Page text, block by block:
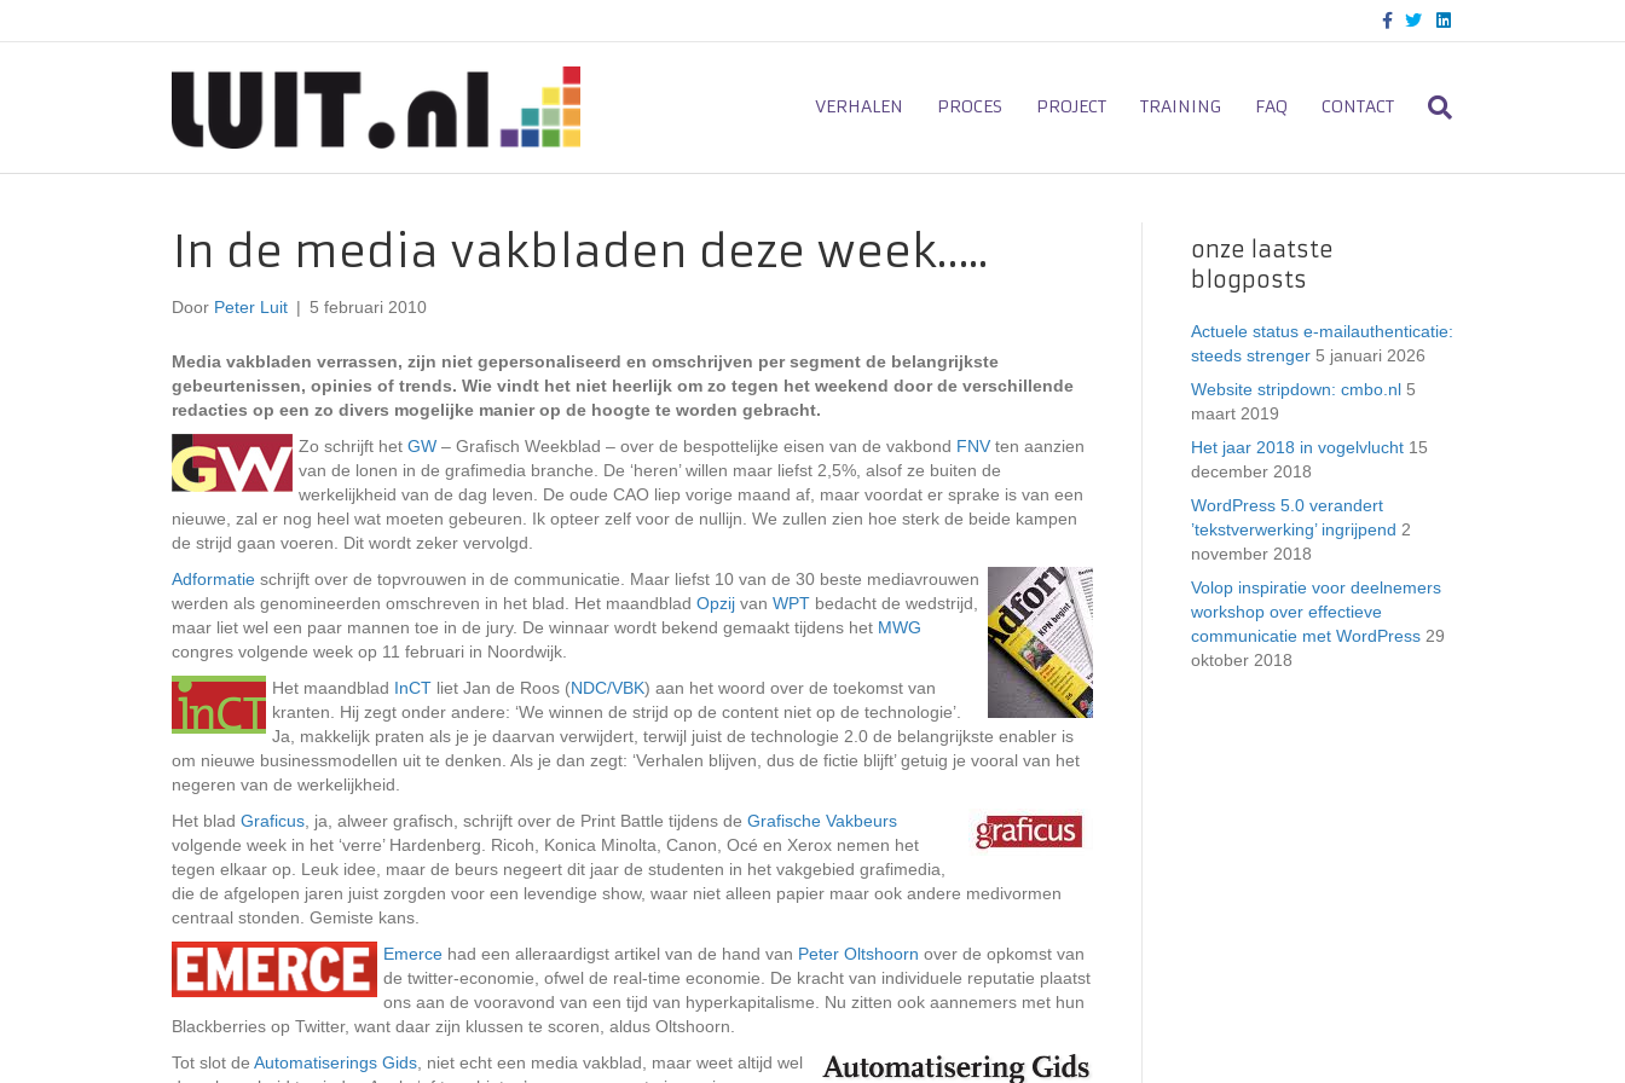
c
o
o
T
i
e
L
n
d
VERHALEN PROCES PROJECT TRAINING FAQ CONTACT
In de media vakbladen deze week…..
Door Peter Luit | 5 februari 2010
Media vakbladen verrassen, zijn niet gepersonaliseerd en omschrijven per segment de belangrijkste
gebeurtenissen, opinies of trends. Wie vindt het niet heerlijk om zo tegen het weekend door de verschillende
redacties op een zo divers mogelijke manier op de hoogte te worden gebracht.
Zo schrijft het GW – Grafisch Weekblad – over de bespottelijke eisen van de vakbond FNV ten aanzien
van de lonen in de grafimedia branche. De ‘heren’ willen maar liefst 2,5%, alsof ze buiten de
werkelijkheid van de dag leven. De oude CAO liep vorige maand af, maar voordat er sprake is van een
nieuwe, zal er nog heel wat moeten gebeuren. Ik opteer zelf voor de nullijn. We zullen zien hoe sterk de beide kampen
de strijd gaan voeren. Dit wordt zeker vervolgd.
Adformatie schrijft over de topvrouwen in de communicatie. Maar liefst 10 van de 30 beste mediavrouwen
werden als genomineerden omschreven in het blad. Het maandblad Opzij van WPT bedacht de wedstrijd,
maar liet wel een paar mannen toe in de jury. De winnaar wordt bekend gemaakt tijdens het MWG
congres volgende week op 11 februari in Noordwijk.
Het maandblad InCT liet Jan de Roos (NDC/VBK) aan het woord over de toekomst van
kranten. Hij zegt onder andere: ‘We winnen de strijd op de content niet op de technologie’.
Ja, makkelijk praten als je je daarvan verwijdert, terwijl juist de technologie 2.0 de belangrijkste enabler is
om nieuwe businessmodellen uit te denken. Als je dan zegt: ‘Verhalen blijven, dus de fictie blijft’ getuig je vooral van het
negeren van de werkelijkheid.
Het blad Graficus , ja, alweer grafisch, schrijft over de Print Battle tijdens de Grafische Vakbeurs
volgende week in het ‘verre’ Hardenberg. Ricoh, Konica Minolta, Canon, Océ en Xerox nemen het
tegen elkaar op. Leuk idee, maar de beurs negeert dit jaar de studenten in het vakgebied grafimedia,
die de afgelopen jaren juist zorgden voor een levendige show, waar niet alleen papier maar ook andere medivormen
centraal stonden. Gemiste kans.
Emerce had een alleraardigst artikel van de hand van Peter Oltshoorn over de opkomst van
de twitter-economie, ofwel de real-time economie. De kracht van individuele reputatie plaatst
ons aan de vooravond van een tijd van hyperkapitalisme. Nu zitten ook aannemers met hun
Blackberries op Twitter, want daar zijn klussen te scoren, aldus Oltshoorn.
Tot slot de Automatiserings Gids , niet echt een media vakblad, maar weet altijd wel
onze laatste
blogposts
Actuele status e-mailauthenticatie:
steeds strenger 5 januari 2026
Website stripdown: cmbo.nl 5
maart 2019
Het jaar 2018 in vogelvlucht 15
december 2018
WordPress 5.0 verandert
’tekstverwerking’ ingrijpend 2
november 2018
Volop inspiratie voor deelnemers
workshop over effectieve
communicatie met WordPress 29
oktober 2018